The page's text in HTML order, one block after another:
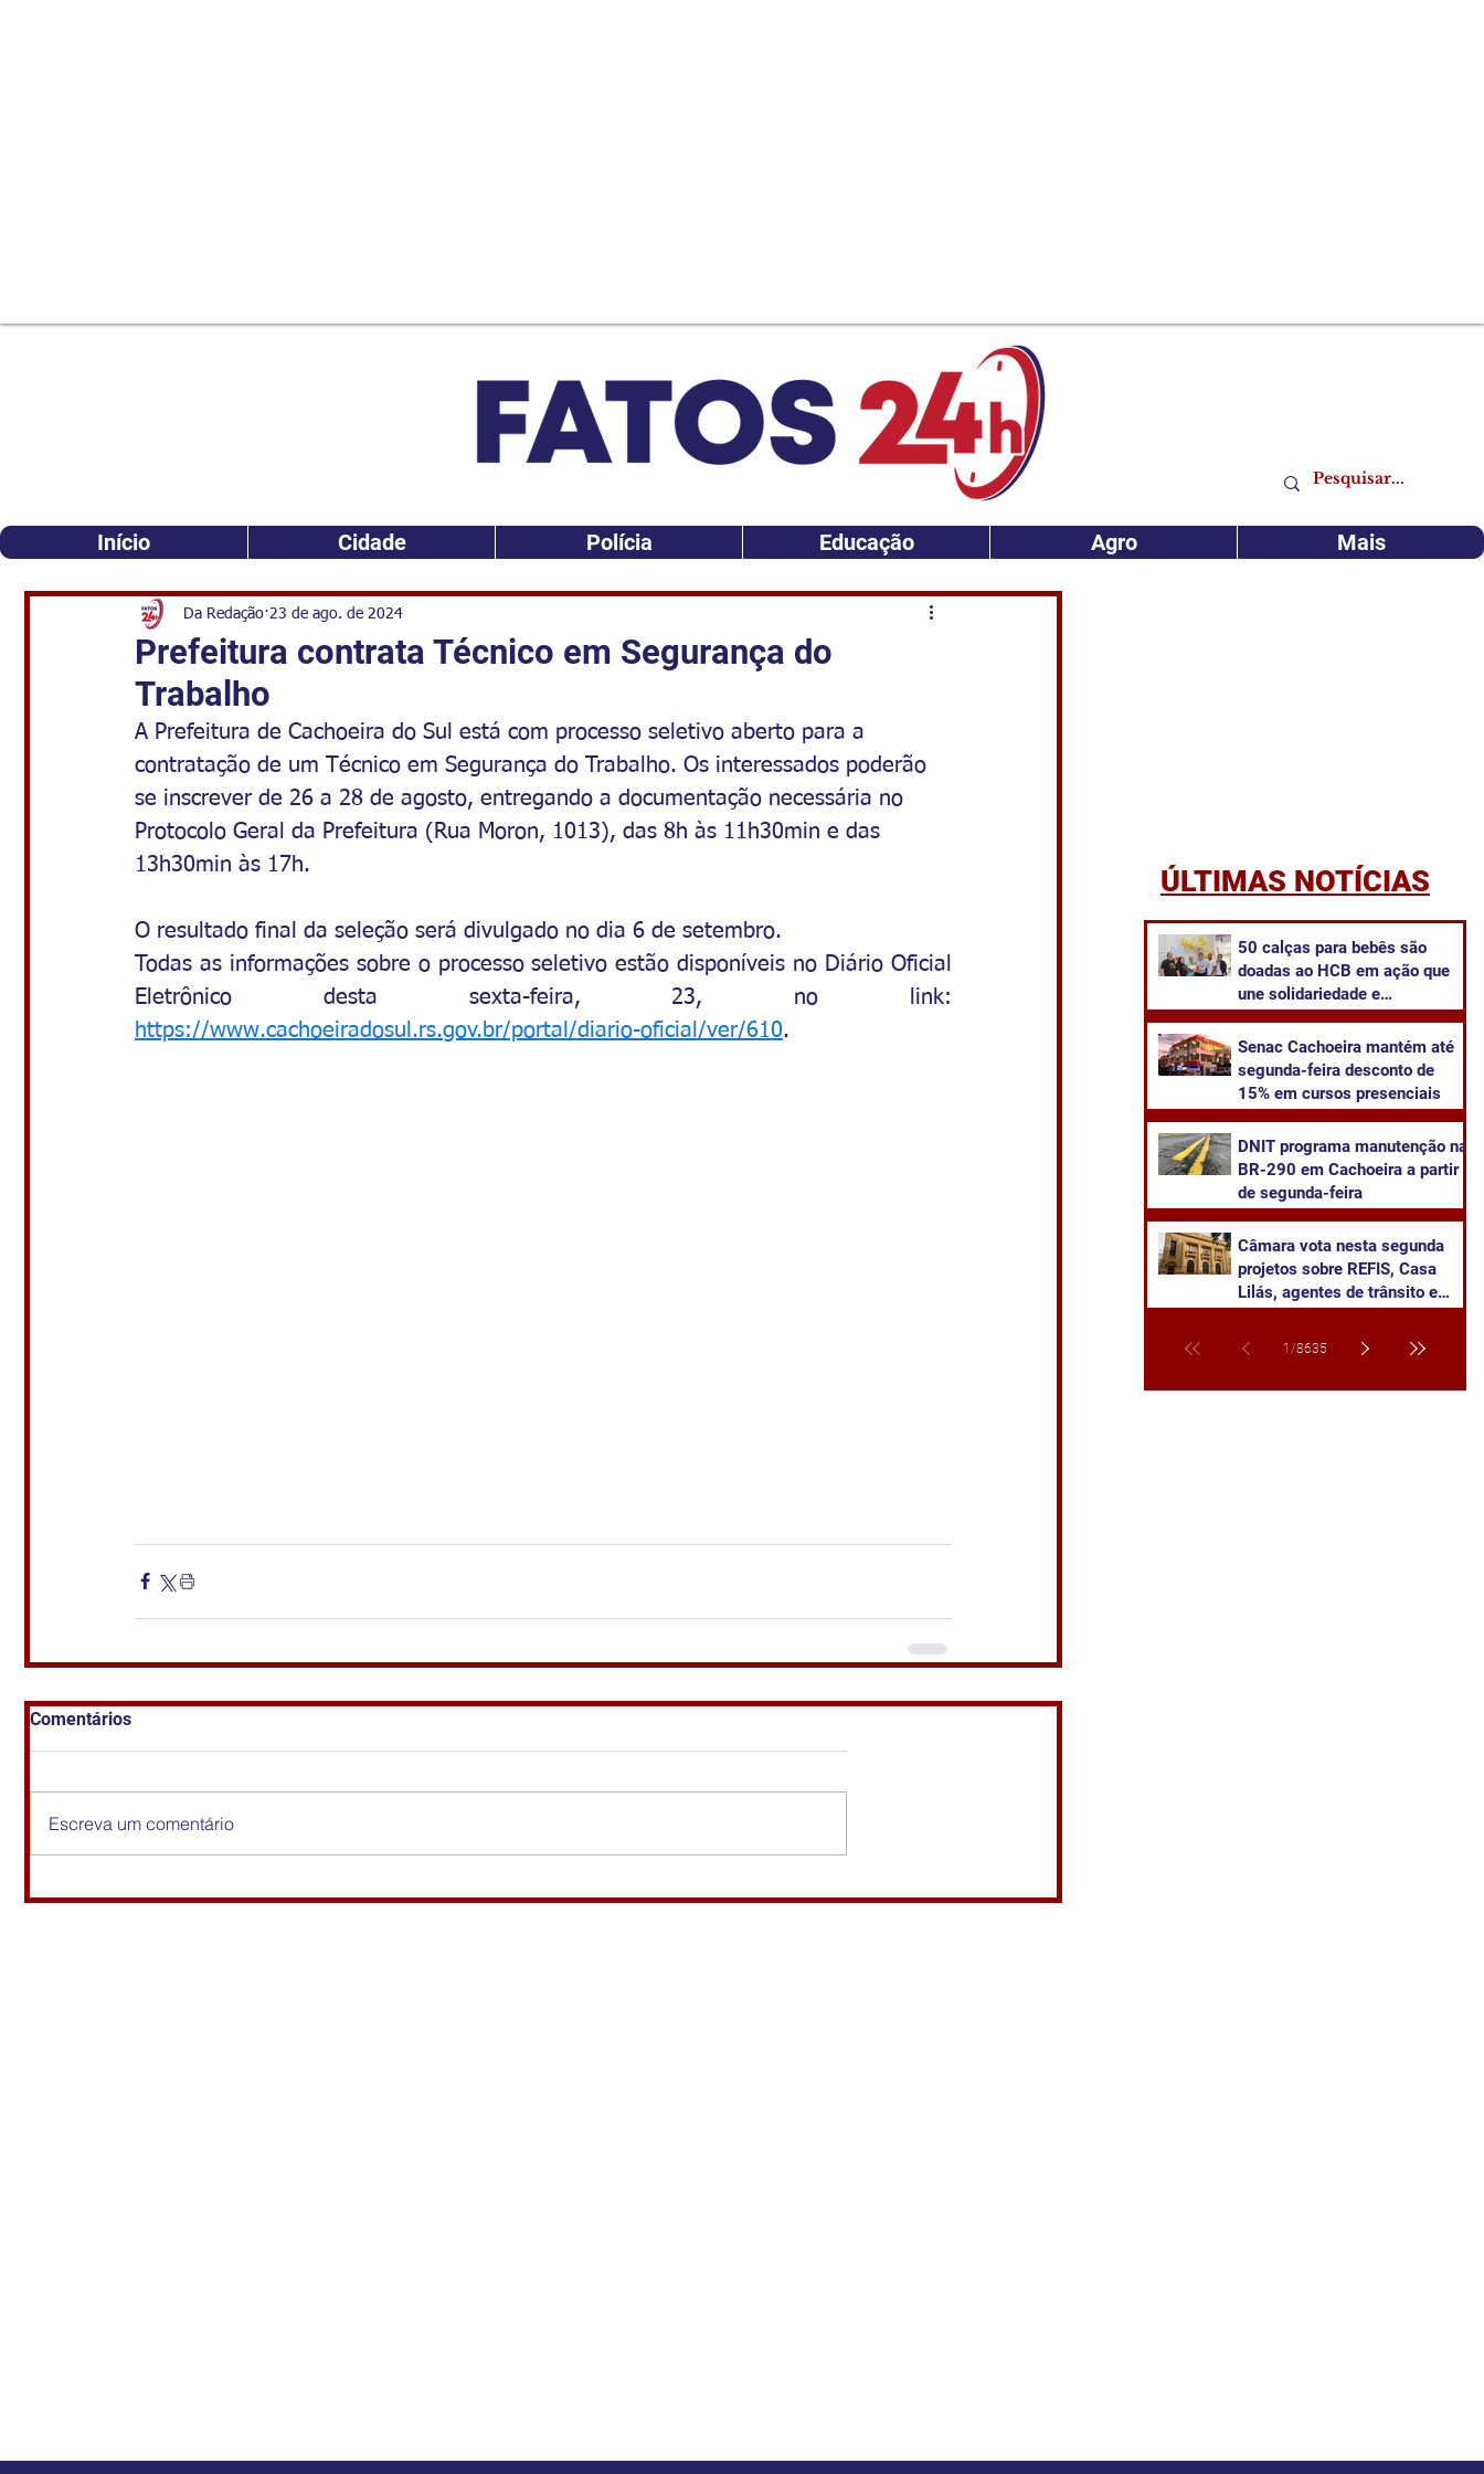
Início Cidade Polícia Educação Agro Mais
Prefeitura contrata Técnico em Segurança do
Trabalho
Da Redação 23 de ago. de 2024
A Prefeitura de Cachoeira do Sul está com processo seletivo aberto para a
contratação de um Técnico em Segurança do Trabalho. Os interessados poderão
se inscrever de 26 a 28 de agosto, entregando a documentação necessária no
Protocolo Geral da Prefeitura (Rua Moron, 1013), das 8h às 11h30min e das
13h30min às 17h.
O resultado final da seleção será divulgado no dia 6 de setembro.
Todas as informações sobre o processo seletivo estão disponíveis no Diário Oficial
https://www.cachoeiradosul.rs.gov.br/portal/diario-oficial/ver/610.
Comentários
Escreva um comentário
ÚLTIMAS NOTÍCIAS
50 calças para bebês são
doadas ao HCB em ação que
une solidariedade e
Senac Cachoeira mantém até
segunda-feira desconto de
15% em cursos presenciais
DNIT programa manutenção na
BR-290 em Cachoeira a partir
de segunda-feira
Câmara vota nesta segunda
projetos sobre REFIS, Casa
Lilás, agentes de trânsito e
1 /8635